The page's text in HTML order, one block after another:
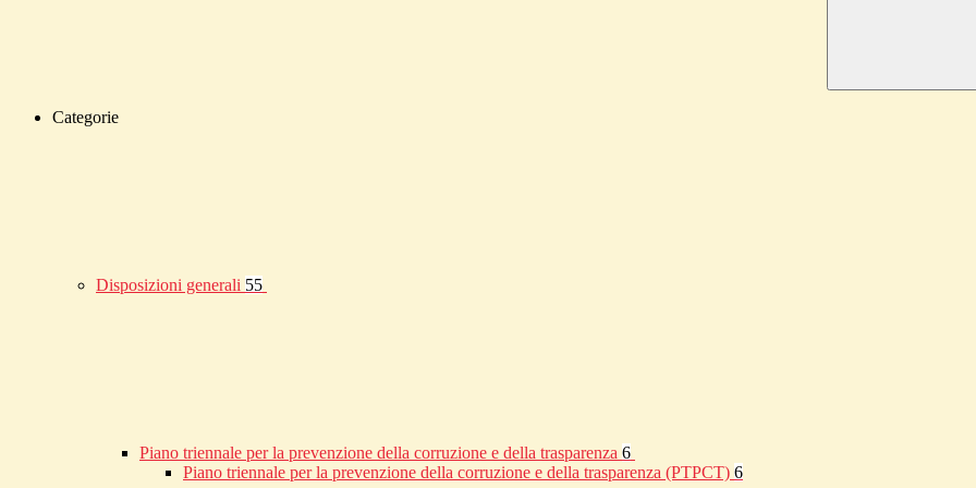
Categorie
Disposizioni generali 55
Piano triennale per la prevenzione della corruzione e della trasparenza 6
Piano triennale per la prevenzione della corruzione e della trasparenza (PTPCT) 6